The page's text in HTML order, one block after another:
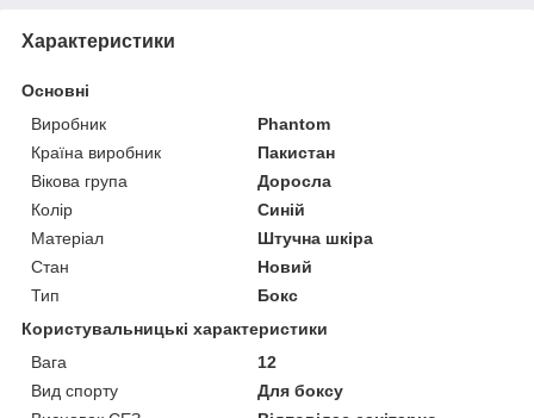
Характеристики
Основні
Виробник
Phantom
Країна виробник
Пакистан
Вікова група
Доросла
Колір
Синій
Матеріал
Штучна шкіра
Стан
Новий
Тип
Бокс
Користувальницькі характеристики
Вага
12
Вид спорту
Для боксу